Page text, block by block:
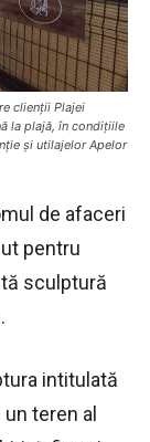
clienții Plajei
la plajă, în condițiile
și utilajelor Apelor
de afaceri
pentru
sculptură
intitulată
teren al